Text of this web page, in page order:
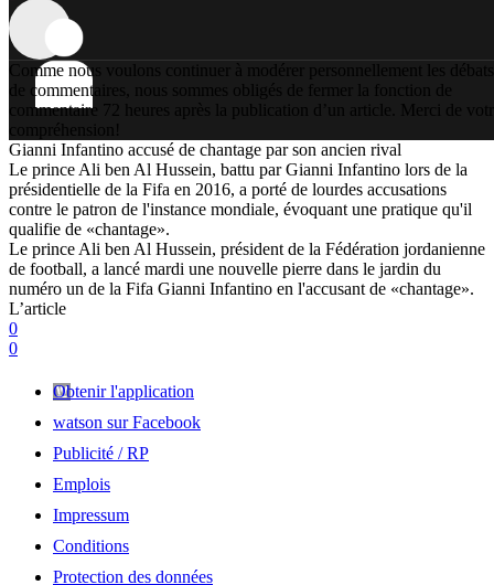
Comme nous voulons continuer à modérer personnellement les débats
de commentaires, nous sommes obligés de fermer la fonction de
commentaire 72 heures après la publication d’un article. Merci de
compréhension!
Gianni Infantino accusé de chantage par son ancien rival
Le prince Ali ben Al Hussein, battu par Gianni Infantino lors de la
présidentielle de la Fifa en 2016, a porté de lourdes accusations
contre le patron de l'instance mondiale, évoquant une pratique qu'il
qualifie de «chantage».
Le prince Ali ben Al Hussein, président de la Fédération jordanienne
de football, a lancé mardi une nouvelle pierre dans le jardin du
numéro un de la Fifa Gianni Infantino en l'accusant de «chantage».
L’article
0
0
Obtenir l'application
watson sur Facebook
Publicité / RP
Emplois
Impressum
Conditions
Protection des données